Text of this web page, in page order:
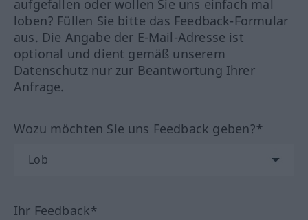
aufgefallen oder wollen Sie uns einfach mal
loben? Füllen Sie bitte das Feedback-Formular
aus. Die Angabe der E-Mail-Adresse ist
optional und dient gemäß unserem
Datenschutz nur zur Beantwortung Ihrer
Anfrage.
Wozu möchten Sie uns Feedback geben?*
Ihr Feedback*